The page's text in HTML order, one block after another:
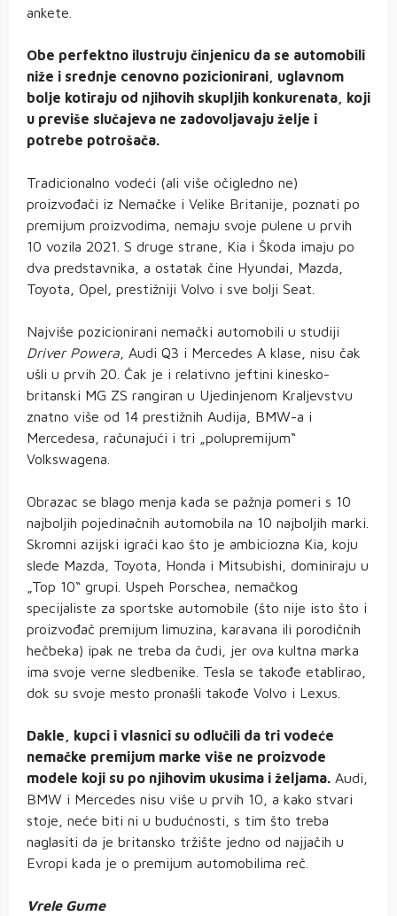
ankete.
Obe perfektno ilustruju činjenicu da se automobili
niže i srednje cenovno pozicionirani, uglavnom
bolje kotiraju od njihovih skupljih konkurenata, koji
u previše slučajeva ne zadovoljavaju želje i
potrebe potrošača.
Tradicionalno vodeći (ali više očigledno ne)
proizvođači iz Nemačke i Velike Britanije, poznati po
premijum proizvodima, nemaju svoje pulene u prvih
10 vozila 2021. S druge strane, Kia i Škoda imaju po
dva predstavnika, a ostatak čine Hyundai, Mazda,
Toyota, Opel, prestižniji Volvo i sve bolji Seat.
Najviše pozicionirani nemački automobili u studiji
Driver Powera , Audi Q3 i Mercedes A klase, nisu čak
ušli u prvih 20. Čak je i relativno jeftini kinesko-
britanski MG ZS rangiran u Ujedinjenom Kraljevstvu
znatno više od 14 prestižnih Audija, BMW-a i
Mercedesa, računajući i tri „polupremijum“
Volkswagena.
Obrazac se blago menja kada se pažnja pomeri s 10
najboljih pojedinačnih automobila na 10 najboljih marki.
Skromni azijski igrači kao što je ambiciozna Kia, koju
slede Mazda, Toyota, Honda i Mitsubishi, dominiraju u
„Top 10“ grupi. Uspeh Porschea, nemačkog
specijaliste za sportske automobile (što nije isto što i
proizvođač premijum limuzina, karavana ili porodičnih
hečbeka) ipak ne treba da čudi, jer ova kultna marka
ima svoje verne sledbenike. Tesla se takođe etablirao,
dok su svoje mesto pronašli takođe Volvo i Lexus.
Dakle, kupci i vlasnici su odlučili da tri vodeće
nemačke premijum marke više ne proizvode
modele koji su po njihovim ukusima i željama. Audi,
BMW i Mercedes nisu više u prvih 10, a kako stvari
stoje, neće biti ni u budućnosti, s tim što treba
naglasiti da je britansko tržište jedno od najjačih u
Evropi kada je o premijum automobilima reč.
Vrele Gume